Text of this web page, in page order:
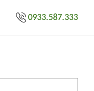
0933.587.333